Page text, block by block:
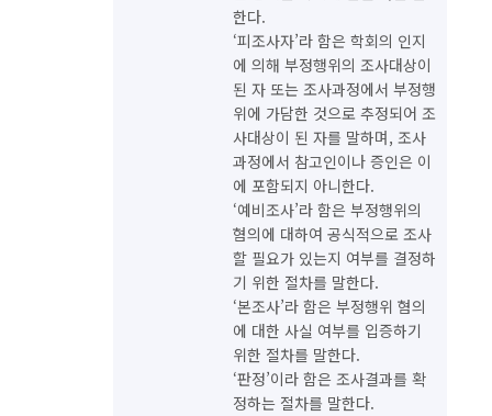
한다.
‘피조사자’라 함은 학회의 인지
에 의해 부정행위의 조사대상이
된 자 또는 조사과정에서 부정행
위에 가담한 것으로 추정되어 조
사대상이 된 자를 말하며, 조사
과정에서 참고인이나 증인은 이
에 포함되지 아니한다.
‘예비조사’라 함은 부정행위의
혐의에 대하여 공식적으로 조사
할 필요가 있는지 여부를 결정하
기 위한 절차를 말한다.
‘본조사’라 함은 부정행위 혐의
에 대한 사실 여부를 입증하기
위한 절차를 말한다.
‘판정’이라 함은 조사결과를 확
정하는 절차를 말한다.